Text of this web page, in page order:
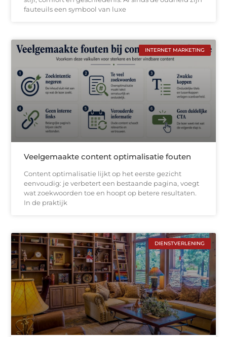
fauteuils een symbool van luxe
INTERNET MARKETING
Veelgemaakte content optimalisatie fouten
Content optimalisatie lijkt op het eerste gezicht
eenvoudig: je verbetert een bestaande pagina, voegt
wat zoekwoorden toe en hoopt op betere resultaten.
In de praktijk
DIENSTVERLENING